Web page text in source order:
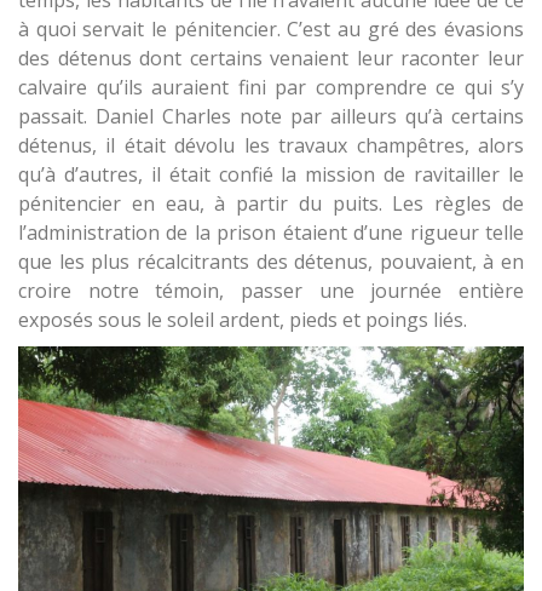
à quoi servait le pénitencier. C’est au gré des évasions
des détenus dont certains venaient leur raconter leur
calvaire qu’ils auraient fini par comprendre ce qui s’y
passait. Daniel Charles note par ailleurs qu’à certains
détenus, il était dévolu les travaux champêtres, alors
qu’à d’autres, il était confié la mission de ravitailler le
pénitencier en eau, à partir du puits. Les règles de
l’administration de la prison étaient d’une rigueur telle
que les plus récalcitrants des détenus, pouvaient, à en
croire notre témoin, passer une journée entière
exposés sous le soleil ardent, pieds et poings liés.